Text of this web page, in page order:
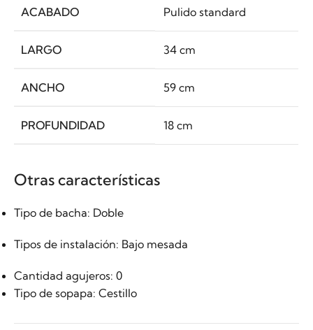
ACABADO Pulido standard
LARGO 34 cm
ANCHO 59 cm
PROFUNDIDAD 18 cm
Otras características
Tipo de bacha: Doble
Tipos de instalación: Bajo mesada
Cantidad agujeros: 0
Tipo de sopapa: Cestillo